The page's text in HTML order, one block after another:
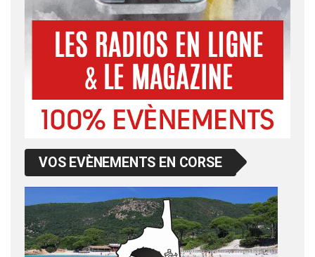
VOS EVÈNEMENTS EN CORSE